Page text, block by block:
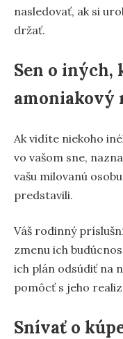
nasledovať, ak si
držať.
Sen o
amoniakový
Ak vidíte niekoho
vo vašom sne,
vašu milovanú
predstavili.
Váš rodinný
zmenu ich
ich plán odsúdiť na
pomôcť s jeho
Snívať o